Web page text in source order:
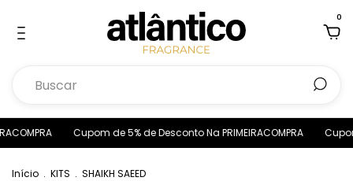
0
Cupom de 5% de Desconto Na PRIMEIRACOMPRA
Início . KITS . SHAIKH SAEED